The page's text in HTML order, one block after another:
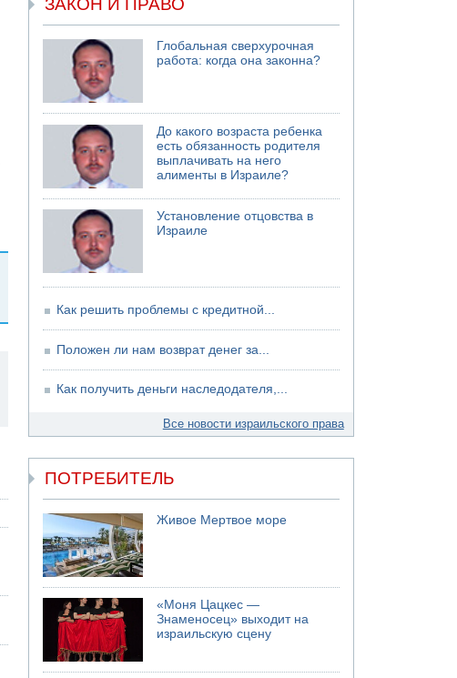
07.08.2026 17:48
В Иерусалиме водитель врезался в забор и
серьезно пострадал
07.08.2026 13:47
Ливанская армия сообщила о ранении
солдата
07.08.2026 13:39
Моджтаба Хаменеи в плохом состоянии
ЗАКОН И ПРАВО
Глобальная сверхурочная
работа: когда она законна?
До какого возраста ребенка
есть обязанность родителя
выплачивать на него
алименты в Израиле?
Установление отцовства в
Израиле
Как решить проблемы с кредитной...
Положен ли нам возврат денег за...
Как получить деньги наследодателя,...
Все новости израильского права
ПОТРЕБИТЕЛЬ
Живое Мертвое море
«Моня Цацкес —
Знаменосец» выходит на
израильскую сцену